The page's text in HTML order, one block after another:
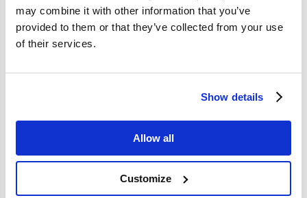
may combine it with other information that you’ve
provided to them or that they’ve collected from your use
of their services.
Show details
Allow all
Customize
Specificaties
IMP544NOR